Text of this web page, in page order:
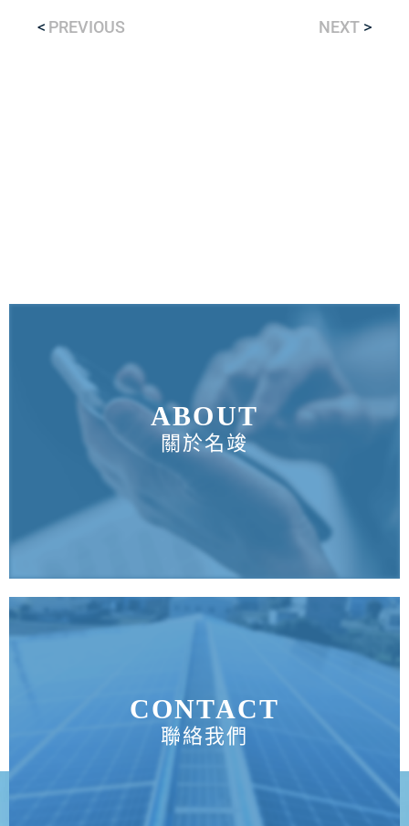
NEXT
PREVIOUS
ABOUT
關於名竣
CONTACT
聯絡我們